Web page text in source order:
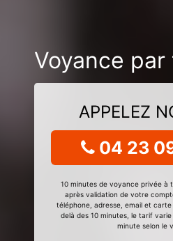
Voyance
APPELEZ
04 23
10 minutes de voyance privée à
après validation de votre
téléphone, adresse, email et
delà des 10 minutes, le tarif
minute selon le